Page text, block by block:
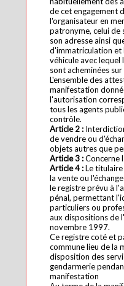
de cet engagement
l'organisateur en
patronyme, celui de
son adresse ainsi
d'immatriculation
véhicule avec lequel
sont acheminées sur
L'ensemble des
manifestation
l'autorisation
tous les agents
contrôle.
Article 2 :
de vendre ou
objets autres que
Article 3 :Concerne
Article 4 :Le
la vente ou
le registre prévu à
pénal, permettant
particuliers ou
aux dispositions de
novembre 1997.
Ce registre coté et
commune lieu de la
disposition des
gendarmerie
manifestation